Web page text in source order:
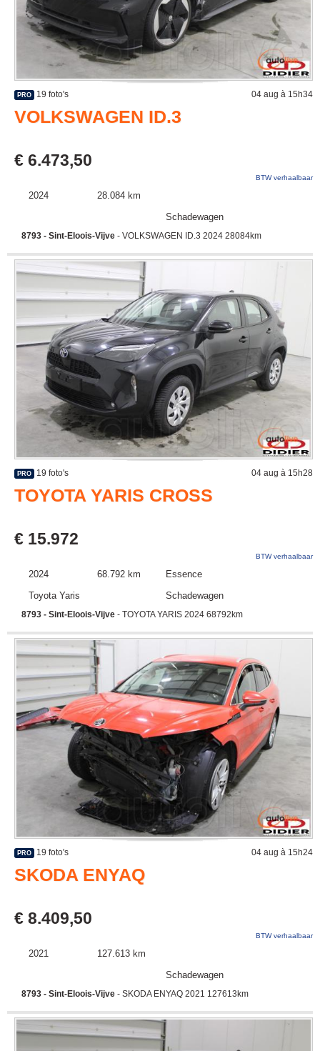
PRO 19 foto's 04 aug à 15h34
VOLKSWAGEN ID.3
€ 6.473,50
BTW verhaalbaar
2024
28.084 km
Schadewagen
8793 - Sint-Eloois-Vijve - VOLKSWAGEN ID.3 2024 28084km
PRO 19 foto's 04 aug à 15h28
TOYOTA YARIS CROSS
€ 15.972
BTW verhaalbaar
2024 68.792 km
Essence
Toyota Yaris
Schadewagen
8793 - Sint-Eloois-Vijve - TOYOTA YARIS 2024 68792km
PRO 19 foto's 04 aug à 15h24
SKODA ENYAQ
€ 8.409,50
BTW verhaalbaar
2021
127.613 km
Schadewagen
8793 - Sint-Eloois-Vijve - SKODA ENYAQ 2021 127613km